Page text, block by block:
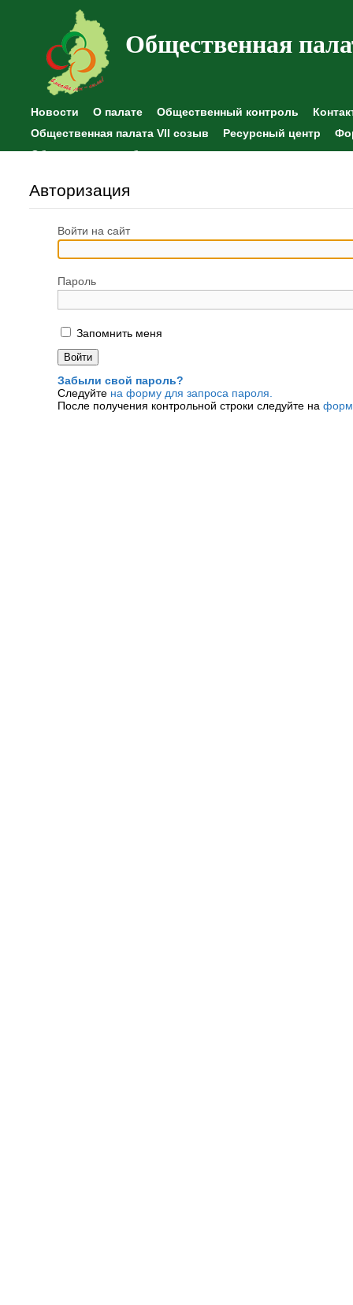
Общественная
Новости О палате Общественный контроль
Общественная палата VII созыв
Ресурсный центр
Общественные наблюдения
Авторизация
Войти на сайт
Пароль
Запомнить меня
Забыли свой пароль?
Следуйте на форму для запроса пароля.
После получения контрольной строки следуйте на